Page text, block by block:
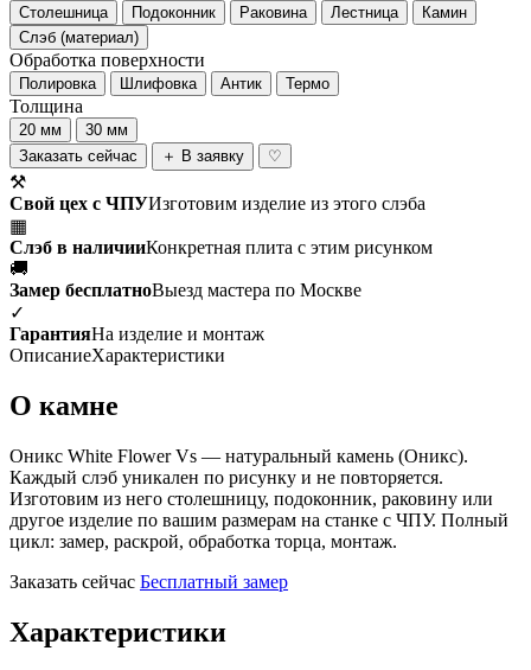
Столешница Подоконник Раковина Лестница
Камин
Слэб (материал)
Обработка поверхности
Полировка Шлифовка Антик Термо
Толщина
20 мм
30 мм
Заказать сейчас
＋ В заявку ♡
⚒
Свой цех с ЧПУИзготовим изделие из этого слэба
▦
Слэб в наличииКонкретная плита с этим рисунком
🚚
Замер бесплатноВыезд мастера по Москве
✓
ГарантияНа изделие и монтаж
ОписаниеХарактеристики
О камне
Оникс White Flower Vs — натуральный камень (Оникс).
Каждый слэб уникален по рисунку и не повторяется.
Изготовим из него столешницу, подоконник, раковину или
другое изделие по вашим размерам на станке с ЧПУ. Полный
цикл: замер, раскрой, обработка торца, монтаж.
Заказать сейчас Бесплатный замер
Характеристики